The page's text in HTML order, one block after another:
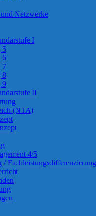
Netzwerke
I
5
6
7
8
9
II
(NTA)
4/5
/ Fachleistungsdifferenzierung